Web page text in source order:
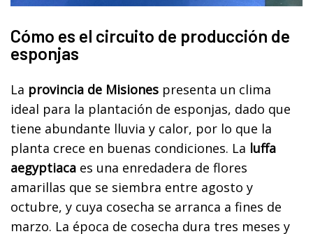
Cómo es el circuito de producción de
esponjas
La provincia de Misiones presenta un clima
ideal para la plantación de esponjas, dado que
tiene abundante lluvia y calor, por lo que la
planta crece en buenas condiciones. La luffa
aegyptiaca es una enredadera de flores
amarillas que se siembra entre agosto y
octubre, y cuya cosecha se arranca a fines de
marzo. La época de cosecha dura tres meses y